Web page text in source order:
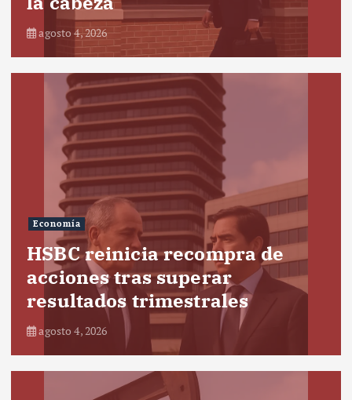
agosto 4, 2026
Economía
HSBC reinicia recompra de
acciones tras superar
resultados trimestrales
agosto 4, 2026